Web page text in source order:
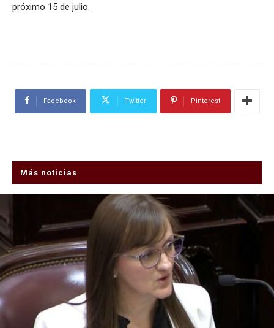
próximo 15 de julio.
Facebook Twitter Pinterest
Más noticias